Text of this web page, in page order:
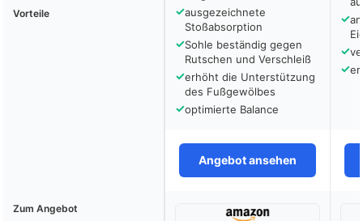
Vorteile ✓ausgezeichnete
Stoßabsorption
✓Sohle beständig gegen
Rutschen und Verschleiß
✓erhöht die Unterstützung
des Fußgewölbes
✓optimierte Balance
✓
✓
✓
Angebot ansehen
Zum Angebot